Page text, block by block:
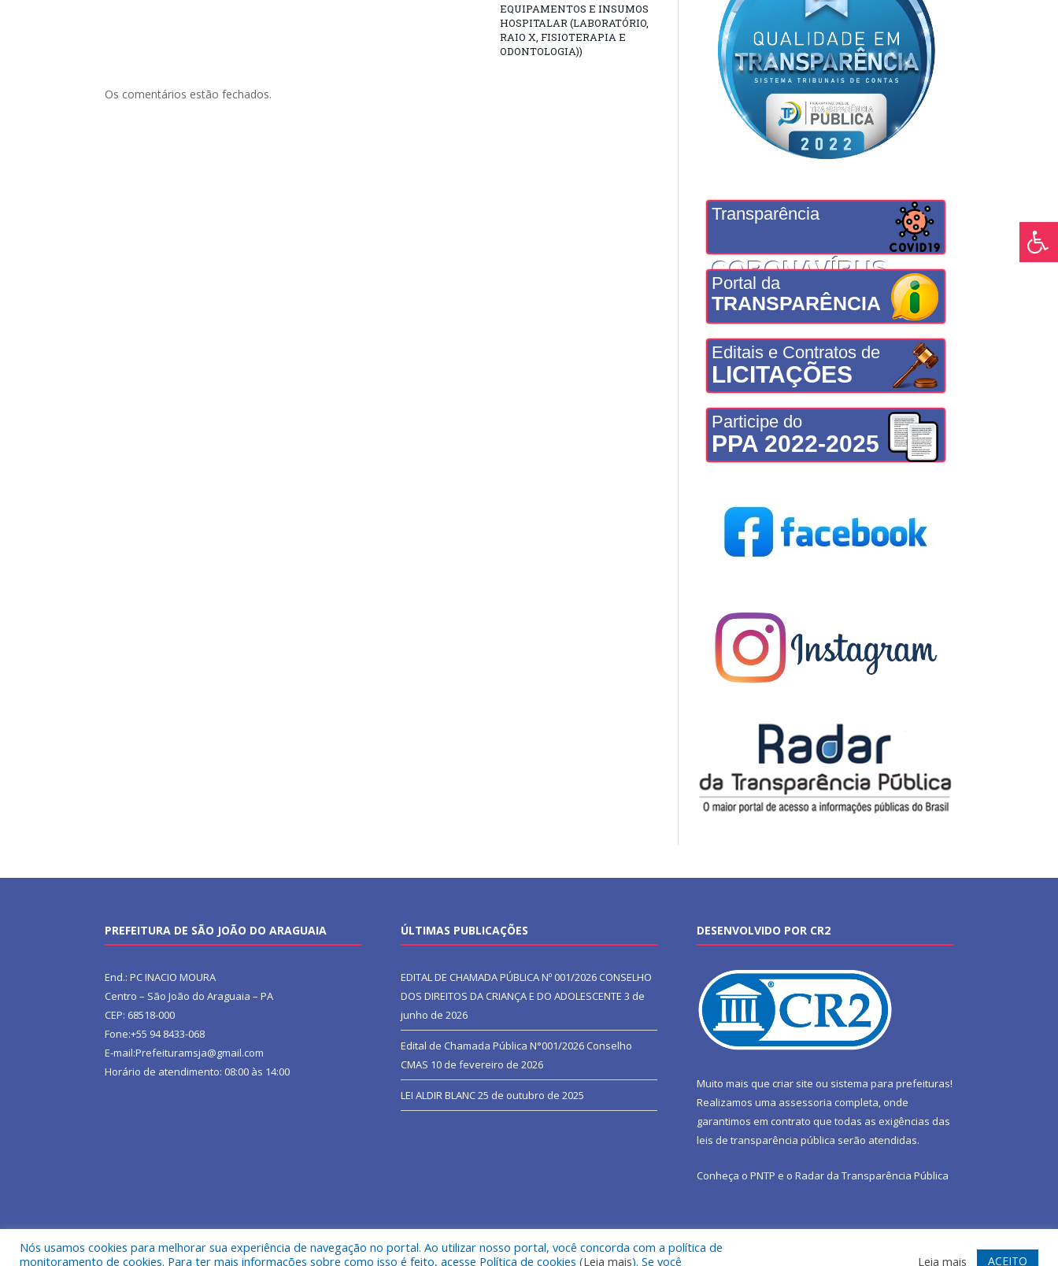
EQUIPAMENTOS E INSUMOS
HOSPITALAR (LABORATÓRIO,
RAIO X, FISIOTERAPIA E
ODONTOLOGIA))
Os comentários estão fechados.
Transparência
CORONAVÍRUS
Portal da
TRANSPARÊNCIA
Editais e Contratos de
LICITAÇÕES
Participe do
PPA 2022-2025
PREFEITURA DE SÃO JOÃO DO ARAGUAIA
End.: PC INACIO MOURA
Centro – São João do Araguaia – PA
CEP: 68518-000
Fone:+55 94 8433-068
E-mail:Prefeituramsja@gmail.com
Horário de atendimento: 08:00 às 14:00
ÚLTIMAS PUBLICAÇÕES
EDITAL DE CHAMADA PÚBLICA Nº 001/2026 CONSELHO
DOS DIREITOS DA CRIANÇA E DO ADOLESCENTE 3 de
junho de 2026
Edital de Chamada Pública N°001/2026 Conselho
CMAS 10 de fevereiro de 2026
LEI ALDIR BLANC25 de outubro de 2025
DESENVOLVIDO POR CR2
Muito mais que criar site ou sistema para prefeituras!
Realizamos uma assessoria completa, onde
garantimos em contrato que todas as exigências das
leis de transparência pública serão atendidas.
Conheça o PNTP e o Radar da Transparência Pública
Todos os direitos reservados a Prefeitura Municipal de São João do Araguaia. Mapa do Site Acessar Webmail
Nós usamos cookies para melhorar sua experiência de navegação no portal. Ao utilizar nosso portal, você concorda com a política de
monitoramento de cookies. Para ter mais informações sobre como isso é feito, acesse Política de cookies (Leia mais). Se você Leia mais ACEITO